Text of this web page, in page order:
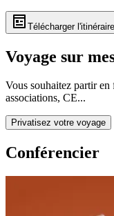
Télécharger
Voyage sur
Vous souhaitez partir
associations, CE...
Privatisez votre voyage
Conférencier